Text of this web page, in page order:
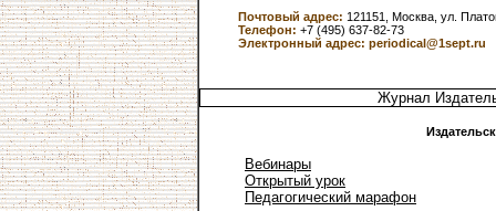
Почтовый адрес: 121151, Москва, ул.
Телефон: +7 (495) 637-82-73
Электронный адрес: periodical@1sept.ru
Журнал
Вебинары
Открытый урок
Педагогический марафон